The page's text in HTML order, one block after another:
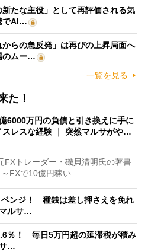
たな主役」として再評価される気
でAI…
らの急反発」は再びの上昇局面へ
のムー…
一覧を見る
た！
6000万円の負債と引き換えに手に
スレスな経験 ｜ 突然マルサがや…
トレーダー・磯貝清明氏の著書
FXで10億円稼い…
ベンジ！ 種銭は差し押さえを免れ
ルサ…
％！ 毎日5万円超の延滞税が積み
サ…